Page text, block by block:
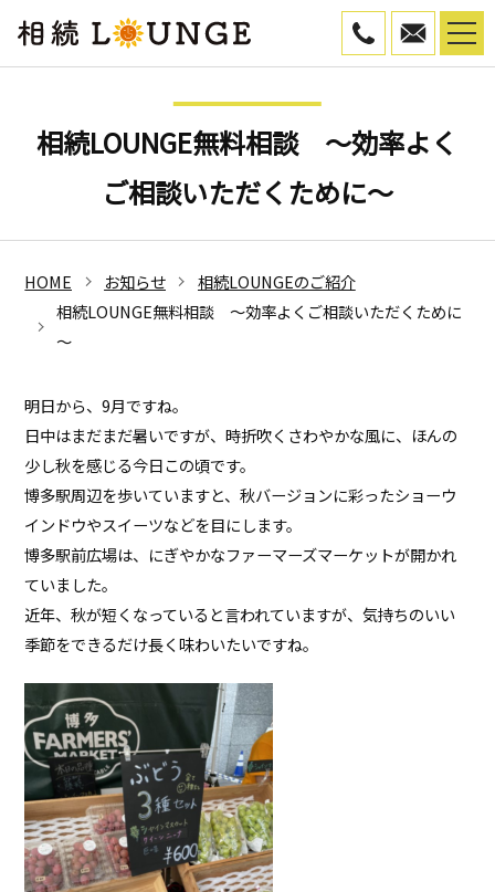
050-5799-
WEB
相続LOUNGE無料相談 ～効率よく
ご相談いただくために～
HOME お知らせ
相続LOUNGEのご紹介
相続LOUNGE無料相談 ～効率よくご相談いただくために
～
明日から、9月ですね。
日中はまだまだ暑いですが、時折吹くさわやかな風に、ほんの
少し秋を感じる今日この頃です。
博多駅周辺を歩いていますと、秋バージョンに彩ったショーウ
インドウやスイーツなどを目にします。
博多駅前広場は、にぎやかなファーマーズマーケットが開かれ
ていました。
近年、秋が短くなっていると言われていますが、気持ちのいい
季節をできるだけ長く味わいたいですね。